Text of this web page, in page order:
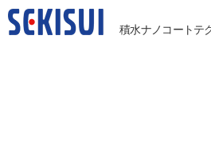
積水ナノコートテ